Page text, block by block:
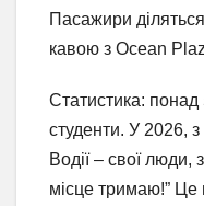
Пасажири діляться
кавою з Ocean
Статистика: понад
студенти. У 2026,
Водії – свої люди,
місце тримаю!” Це